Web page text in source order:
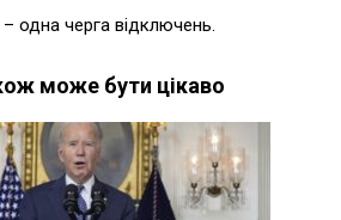
одна черга відключень.
може бути цікаво